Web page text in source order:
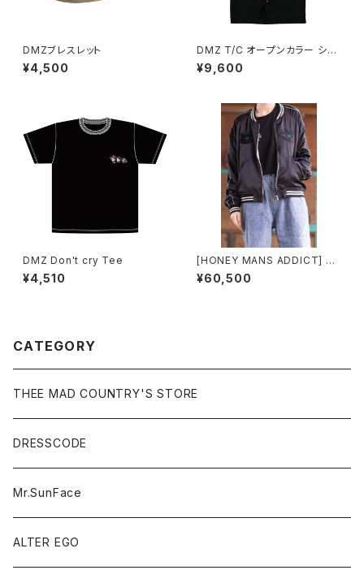
DMZブレスレット
¥4,500
DMZ T/C オープンカラー ショ
ートスリーブ シャツ
¥9,600
DMZ Don't cry Tee
¥4,510
[HONEY MANS ADDICT] CA
Tスカジャン
¥60,500
CATEGORY
THEE MAD COUNTRY'S STORE
DRESSCODE
Mr.SunFace
ALTER EGO